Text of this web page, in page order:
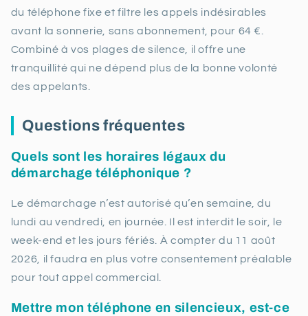
du téléphone fixe et filtre les appels indésirables
avant la sonnerie, sans abonnement, pour 64 €.
Combiné à vos plages de silence, il offre une
tranquillité qui ne dépend plus de la bonne volonté
des appelants.
Questions fréquentes
Quels sont les horaires légaux du
démarchage téléphonique ?
Le démarchage n’est autorisé qu’en semaine, du
lundi au vendredi, en journée. Il est interdit le soir, le
week-end et les jours fériés. À compter du 11 août
2026, il faudra en plus votre consentement préalable
pour tout appel commercial.
Mettre mon téléphone en silencieux, est-ce